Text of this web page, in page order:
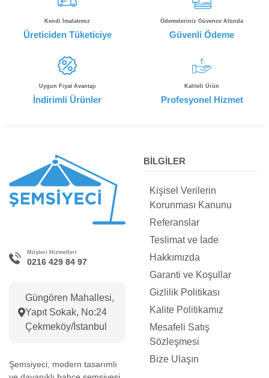
Kendi İmalatımız
Üreticiden Tüketiciye
Ödemeleriniz Güvence Altında
Güvenli Ödeme
Uygun Fiyat Avantajı
İndirimli Ürünler
Kaliteli Ürün
Profesyonel Hizmet
Müşteri Hizmetleri
0216 429 84 97
Güngören Mahallesi,
Yapıt Sokak, No:24
Çekmeköy/İstanbul
Şemsiyeci, modern tasarımlı
BİLGİLER
Kişisel Verilerin
Korunması Kanunu
Referanslar
Teslimat ve İade
Hakkımızda
Garanti ve Koşullar
Gizlilik Politikası
Kalite Politikamız
Mesafeli Satış
Sözleşmesi
Bize Ulaşın